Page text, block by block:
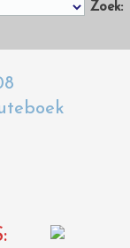
Zoek: